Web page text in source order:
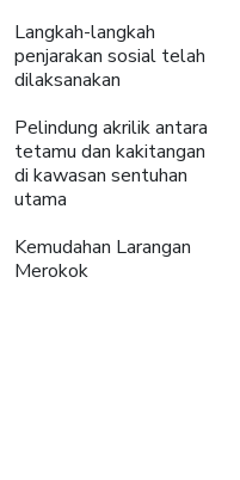
Langkah-langkah
penjarakan sosial telah
dilaksanakan
Pelindung akrilik antara
tetamu dan kakitangan
di kawasan sentuhan
utama
Kemudahan Larangan
Merokok